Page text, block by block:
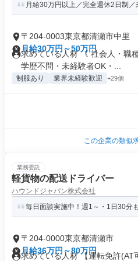
月給30万円以上／完全週休2日制
〒204-0003東京都清瀬市中里
月給30万円～50万円
求めている人材 《 社会人・職
学歴不問・未経験者OK・...
制服あり 業界未経験歓迎 +29個
この企業の類似
業務委託
軽貨物の配送ドライバー
ハウンドジャパン株式会社
毎日面談実施中！週1～・1日30分
〒204-0000東京都清瀬市
月給36万円～80万円
求めている人材 【運転免許(AT